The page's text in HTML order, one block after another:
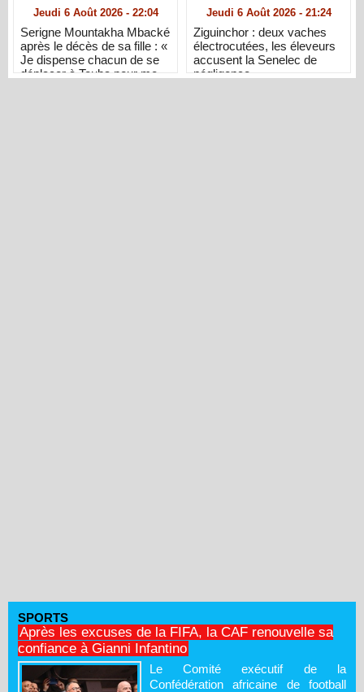
Jeudi 6 Août 2026 - 22:04
Serigne Mountakha Mbacké
après le décès de sa fille : «
Je dispense chacun de se
déplacer à Touba pour me
Jeudi 6 Août 2026 - 21:24
Ziguinchor : deux vaches
électrocutées, les éleveurs
accusent la Senelec de
négligence
SPORTS
Après les excuses de la FIFA, la CAF renouvelle sa
confiance à Gianni Infantino
Le Comité exécutif de la
Confédération africaine de football